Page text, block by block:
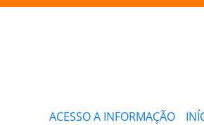
ACESSO A INFORMAÇÃO